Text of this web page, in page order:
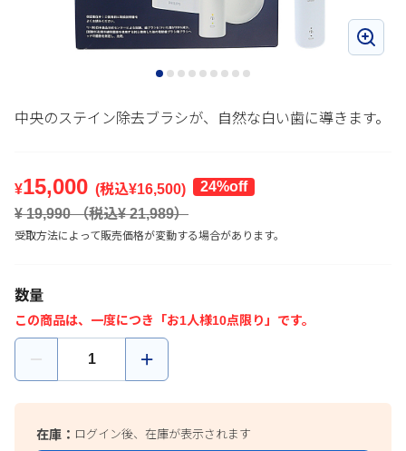
中央のステイン除去ブラシが、自然な白い歯に導きます。
¥15,000 (税込¥16,500)
24%off
¥ 19,990（税込¥21,989）
受取方法によって販売価格が変動する場合があります。
数量
この商品は、一度につき「お1人様10点限り」です。
在庫： ログイン後、在庫が表示されます